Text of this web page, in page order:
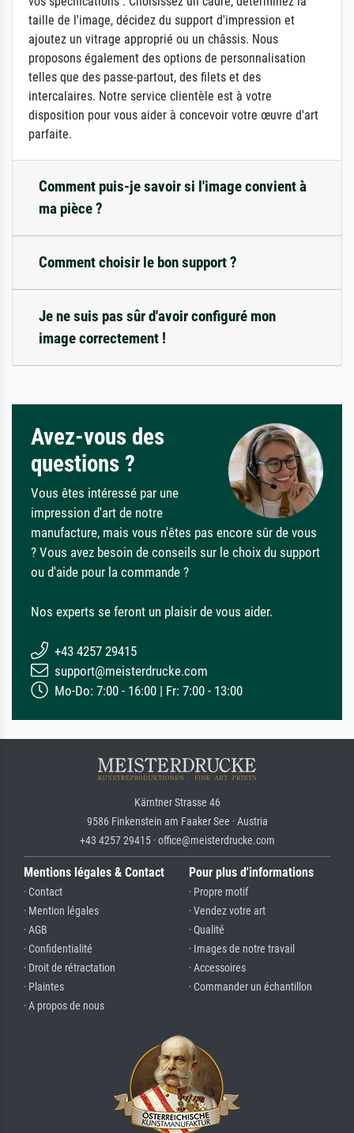
taille de l'image, décidez du support d'impression et
ajoutez un vitrage approprié ou un châssis. Nous
proposons également des options de personnalisation
telles que des passe-partout, des filets et des
intercalaires. Notre service clientèle est à votre
disposition pour vous aider à concevoir votre œuvre d'art
parfaite.
Comment puis-je savoir si l'image convient à
ma pièce ?
Comment choisir le bon support ?
Je ne suis pas sûr d'avoir configuré mon
image correctement !
Avez-vous des
questions ?
Vous êtes intéressé par une
impression d'art de notre
manufacture, mais vous n'êtes pas encore sûr de vous
? Vous avez besoin de conseils sur le choix du support
ou d'aide pour la commande ?
Nos experts se feront un plaisir de vous aider.
+43 4257 29415
support@meisterdrucke.com
Mo-Do: 7:00 - 16:00 | Fr: 7:00 - 13:00
Kärntner Strasse 46
9586 Finkenstein am Faaker See · Austria
+43 4257 29415 · office@meisterdrucke.com
Mentions légales & Contact
· Contact
· Mention légales
· AGB
· Confidentialité
· Droit de rétractation
· Plaintes
· A propos de nous
Pour plus d'informations
· Propre motif
· Vendez votre art
· Qualité
· Images de notre travail
· Accessoires
· Commander un échantillon